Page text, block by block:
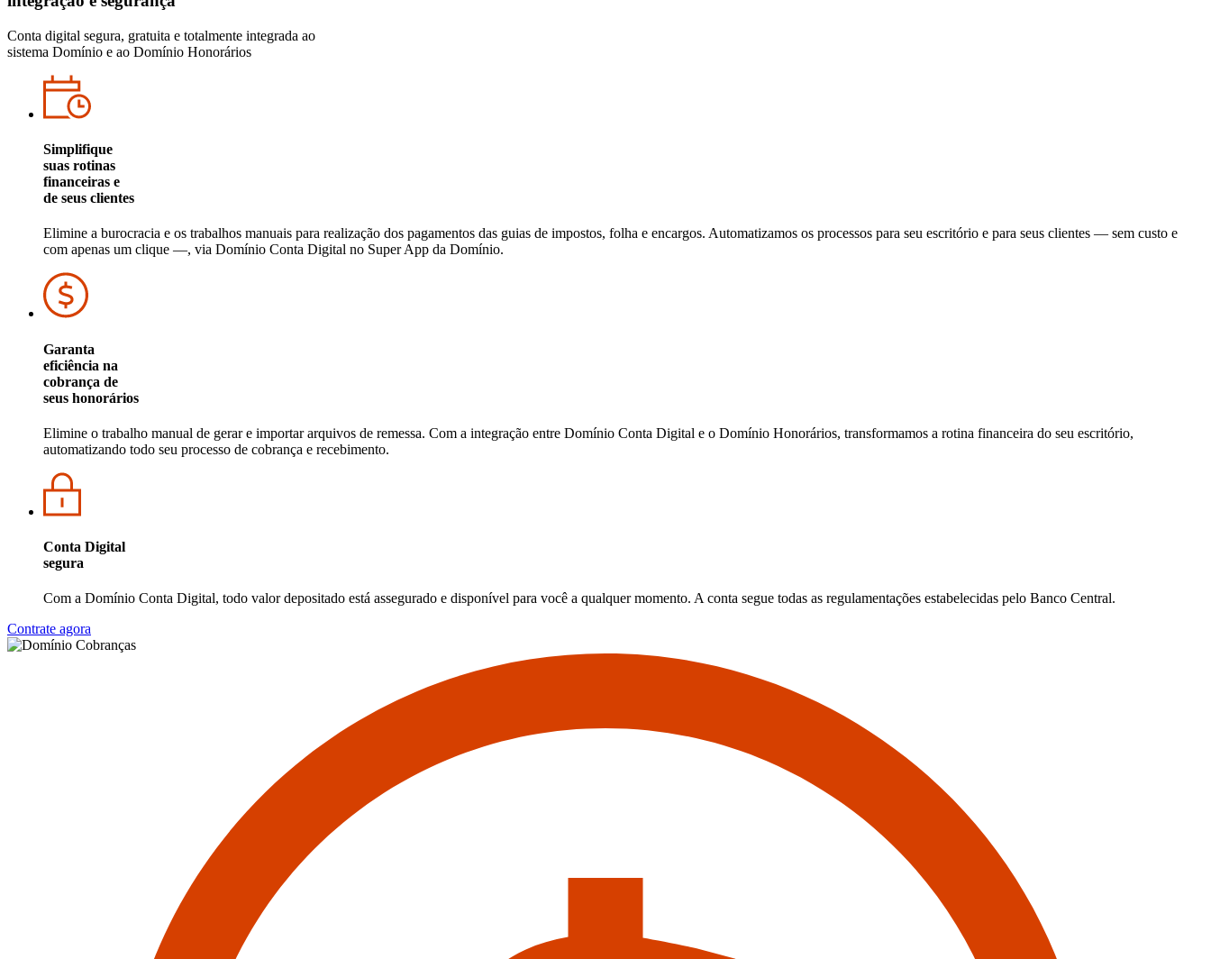
Conta digital segura, gratuita e totalmente integrada ao
sistema Domínio e ao Domínio Honorários
Simplifique
suas rotinas
financeiras e
de seus clientes
Elimine a burocracia e os trabalhos manuais para realização dos pagamentos das guias de impostos, folha e encargos. Automatizamos os processos para seu escritório e para seus clientes — sem custo e
com apenas um clique —, via Domínio Conta Digital no Super App da Domínio.
Garanta
eficiência na
cobrança de
seus honorários
Elimine o trabalho manual de gerar e importar arquivos de remessa. Com a integração entre Domínio Conta Digital e o Domínio Honorários, transformamos a rotina financeira do seu escritório,
automatizando todo seu processo de cobrança e recebimento.
Conta Digital
segura
Com a Domínio Conta Digital, todo valor depositado está assegurado e disponível para você a qualquer momento. A conta segue todas as regulamentações estabelecidas pelo Banco Central.
Contrate agora